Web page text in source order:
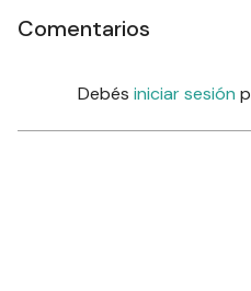
Comentarios
Debés iniciar sesión